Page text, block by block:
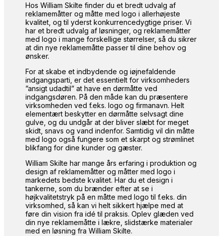
Hos William Skilte finder du et bredt udvalg af
reklamemåtter og måtte med logo i allerhøjeste
kvalitet, og til yderst konkurrencedygtige priser. Vi
har et bredt udvalg af løsninger, og reklamemåtter
med logo i mange forskellige størrelser, så du sikrer
at din nye reklamemåtte passer til dine behov og
ønsker.
For at skabe et indbydende og iøjnefaldende
indgangsparti, er det essentielt for virksomheders
”ansigt udadtil” at have en dørmåtte ved
indgangsdøren. På den måde kan du præsentere
virksomheden ved f.eks. logo og firmanavn. Helt
elementært beskytter en dørmåtte selvsagt dine
gulve, og du undgår at der bliver slæbt for meget
skidt, snavs og vand indenfor. Samtidig vil din måtte
med logo også fungere som et skarpt og strømlinet
blikfang for dine kunder og gæster.
William Skilte har mange års erfaring i produktion og
design af reklamemåtter og måtter med logo i
markedets bedste kvalitet. Har du et design i
tankerne, som du brænder efter at se i
højkvalitetstryk på en måtte med logo til f.eks. din
virksomhed, så kan vi helt sikkert hjælpe med at
føre din vision fra idé til praksis. Oplev glæden ved
din nye reklamemåtte i lækre, slidstærke materialer
med en løsning fra William Skilte.